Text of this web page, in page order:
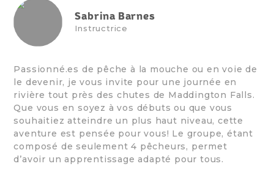
Sabrina Barnes
Instructrice
Passionné.es de pêche à la mouche ou en voie de
le devenir, je vous invite pour une journée en
rivière tout près des chutes de Maddington Falls.
Que vous en soyez à vos débuts ou que vous
souhaitiez atteindre un plus haut niveau, cette
aventure est pensée pour vous! Le groupe, étant
composé de seulement 4 pêcheurs, permet
d’avoir un apprentissage adapté pour tous.